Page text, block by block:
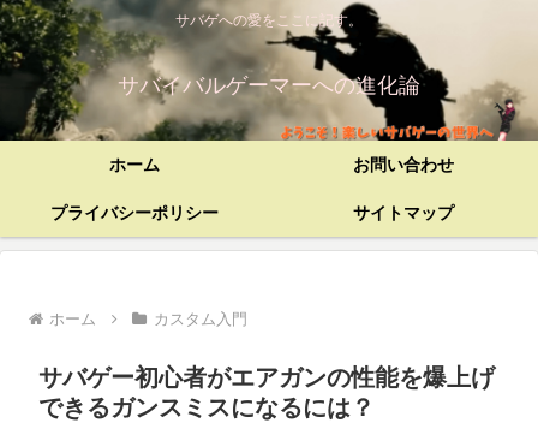
サバゲへの愛をここに記す。
サバイバルゲーマーへの進化論
ホーム お問い合わせ
プライバシーポリシー サイトマップ
ホーム カスタム入門
サバゲー初心者がエアガンの性能を爆上げ
できるガンスミスになるには？